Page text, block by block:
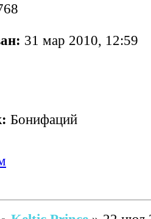
31 мар 2010, 12:59
Бонифаций